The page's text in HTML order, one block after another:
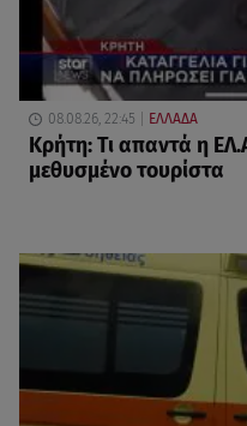
08.08.26, 22:45 ΕΛΛΑΔΑ
Κρήτη: Τι απαντά η
μεθυσμένο τουρίστα